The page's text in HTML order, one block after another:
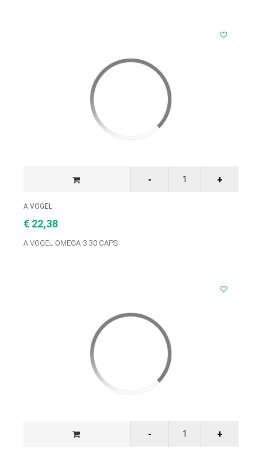
A.VOGEL
€ 22,38
A.VOGEL OMEGA-3 30 CAPS